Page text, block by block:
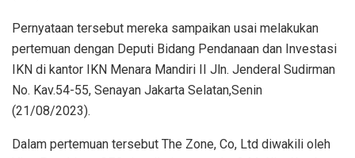
Pernyataan tersebut mereka sampaikan usai melakukan
pertemuan dengan Deputi Bidang Pendanaan dan Investasi
IKN di kantor IKN Menara Mandiri II Jln. Jenderal Sudirman
No. Kav.54-55, Senayan Jakarta Selatan,Senin
(21/08/2023).
Dalam pertemuan tersebut The Zone, Co, Ltd diwakili oleh